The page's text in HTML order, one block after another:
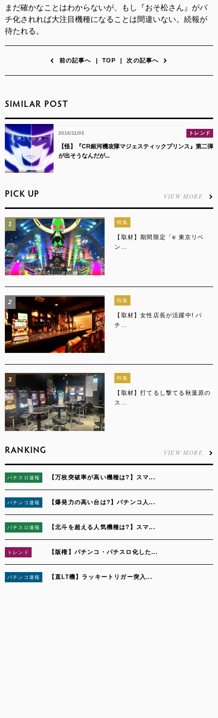
まだ確かなことはわからないが、もし『おそ松さん』がパ
チ化されれば大注目機種になることは間違いない。続報が
待たれる。
前の記事へ TOP 次の記事へ
SIMILAR POST
2016/11/03 トレンド
【怪】『CR銀河機攻隊マジェスティックプリンス』第二弾
が出そうなんだが...
PICK UP VIEW MORE
1 特集
【取材】期間限定「e 東京リベ
ン...
2 特集
【取材】女性店長が活躍中! パ
チ...
3 特集
【取材】打てるし撃てる秋葉原の
ス...
RANKING VIEW MORE
1
パチスロ速報 【万枚突破率が高い機種は?】スマ...
2
パチンコ速報 【爆発力の高い台は?】パチンコ人...
3
パチスロ速報 【北斗を超える人気機種は?】スマ...
4
トレンド 【版権】パチンコ・パチスロ化した...
5
パチンコ速報 【直LT機】ラッキートリガー突入...